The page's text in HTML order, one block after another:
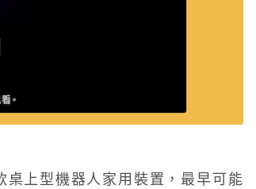
上型機器人家用裝置，最早可能